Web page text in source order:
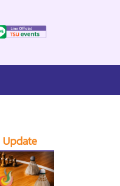
Update